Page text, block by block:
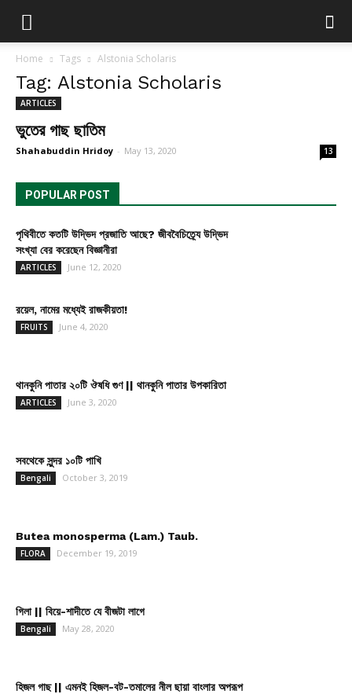
Home Tags Alstonia Scholaris
Tag: Alstonia Scholaris
ARTICLES
ভুতের গাছ ছাতিম
Shahabuddin Hridoy - May 13, 2020 13
POPULAR POST
পৃথিবীতে কতটি উদ্ভিদ প্রজাতি আছে? জীববৈচিত্র্যে উদ্ভিদ
সংখ্যা বের করেছেন বিজ্ঞানীরা
ARTICLES June 12, 2020
রয়েল, নামের মধ্যেই রাজকীয়তা!
FRUITS June 4, 2020
থানকুনি পাতার ২০টি ঔষধি গুণ || থানকুনি পাতার উপকারিতা
ARTICLES June 3, 2020
সবথেকে সুন্দর ১০টি পাখি
Bengali October 3, 2019
Butea monosperma (Lam.) Taub.
FLORA December 19, 2019
গিলা || বিয়ে-শাদীতে যে বীজটা লাগে
Bengali May 28, 2020
হিজল গাছ || এমনই হিজল-বট-তমালের নীল ছায়া বাংলার অপরূপ